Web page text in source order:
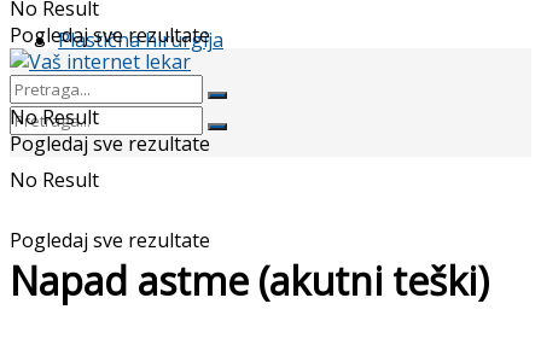
Plastična hirurgija
No Result
Pogledaj sve rezultate
No Result
Pogledaj sve rezultate
No Result
Pogledaj sve rezultate
Napad astme (akutni teški)